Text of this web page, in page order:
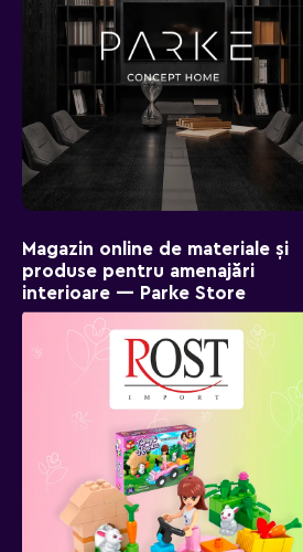
Magazin online de materiale și
produse pentru amenajări
interioare — Parke Store